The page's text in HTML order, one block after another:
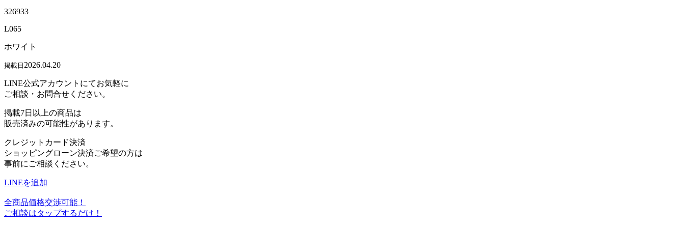
326933
L065
ホワイト
掲載日 2026.04.20
LINE公式アカウントにてお気軽に
ご相談・お問合せください。
掲載7日以上の商品は
販売済みの可能性があります。
クレジットカード決済
ショッピングローン決済ご希望の方は
事前にご相談ください。
LINEを追加
全商品価格交渉可能！
ご相談はタップするだけ！